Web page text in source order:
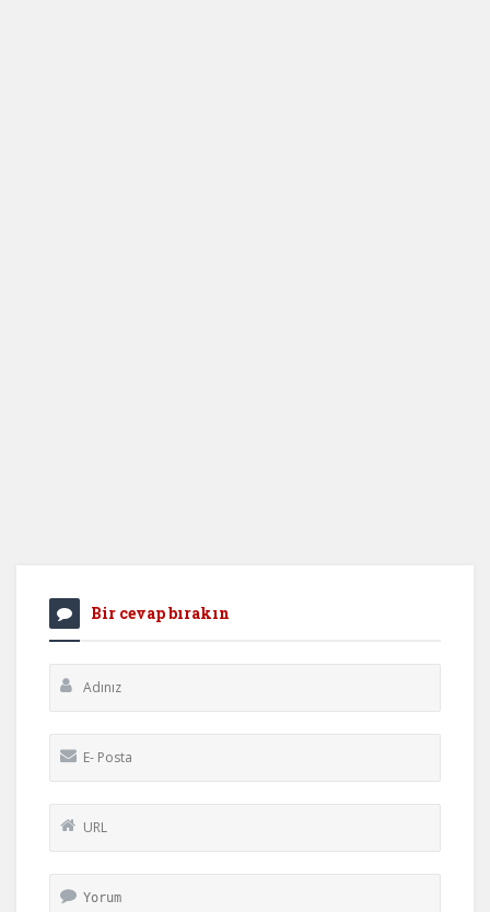
Bir cevap bırakın